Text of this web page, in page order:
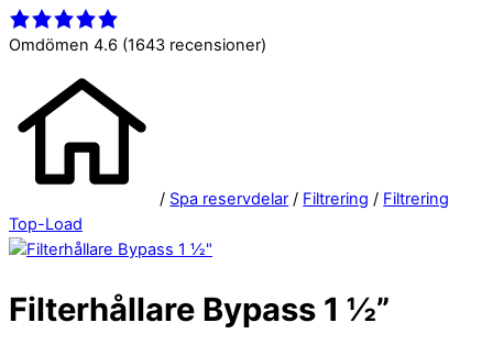
Close
Menu
Menu
Omdömen 4.6 (1643 recensioner)
/ Spa reservdelar / Filtrering / Filtrering
Top-Load
Filterhållare Bypass 1 ½”